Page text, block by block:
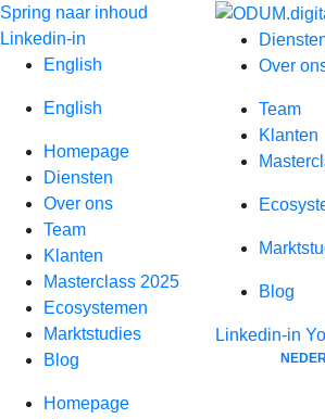
Spring naar inhoud
Over
Team
Klanten
Blog
Linkedin-in
Linkedin-in
English
English
Homepage
Diensten
Over ons
Team
Klanten
Masterclass 2025
Ecosystemen
Marktstudies
Blog
Homepage